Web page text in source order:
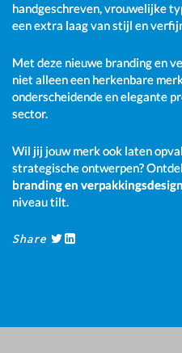
handgeschreven, vrouwelijke
een extra laag van stijl en
Met deze nieuwe branding en
niet alleen een herkenbare
onderscheidende en elegante
sector.
Wil jij jouw merk ook laten
strategische ontwerpen?
branding en verpakkingsdesign
niveau tilt.
Share